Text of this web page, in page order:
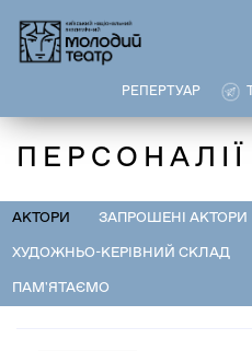
основного
РЕПЕРТУАР
ПЕРСОНАЛІЇ
АКТОРИ ЗАПРОШЕНІ АКТОРИ
ХУДОЖНЬО-КЕРІВНИЙ СКЛАД
ПАМ'ЯТАЄМО